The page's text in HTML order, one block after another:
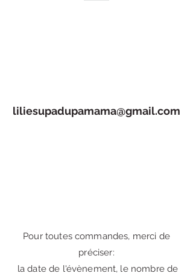
liliesupadupamama@gmail.com
Pour toutes commandes, merci de
préciser:
la date de l'évènement, le nombre de